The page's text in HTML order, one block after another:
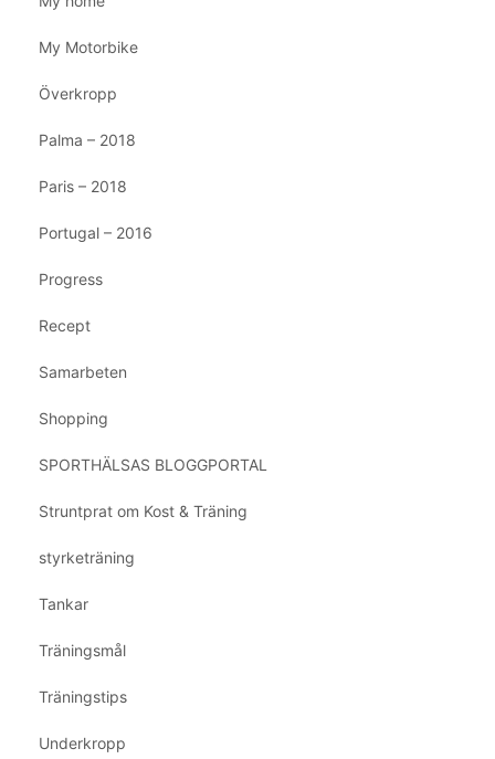
My Motorbike
Överkropp
Palma – 2018
Paris – 2018
Portugal – 2016
Progress
Recept
Samarbeten
Shopping
SPORTHÄLSAS BLOGGPORTAL
Struntprat om Kost & Träning
styrketräning
Tankar
Träningsmål
Träningstips
Underkropp